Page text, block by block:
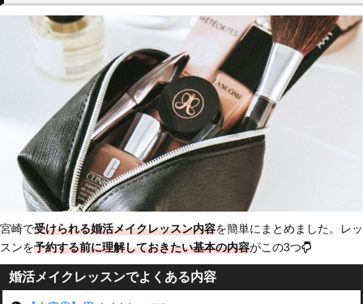
宮崎で受けられる婚活メイクレッスン内容を簡単にまとめました。レッ
スンを予約する前に理解しておきたい基本の内容がこの3つ
婚活メイクレッスンでよくある内容